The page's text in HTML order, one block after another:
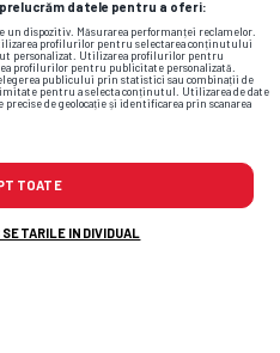
datele pentru a oferi:
un dispozitiv. Măsurarea performanței reclamelor.
profilurilor pentru selectarea conținutului
personalizat. Utilizarea profilurilor pentru
profilurilor pentru publicitate personalizată.
publicului prin statistici sau combinații de
pentru a selecta conținutul. Utilizarea de date
de geolocație și identificarea prin scanarea
TOATE
INDIVIDUAL